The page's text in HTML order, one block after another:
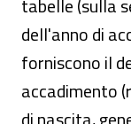
tabelle (sulla
dell'anno di
forniscono il
accadimento